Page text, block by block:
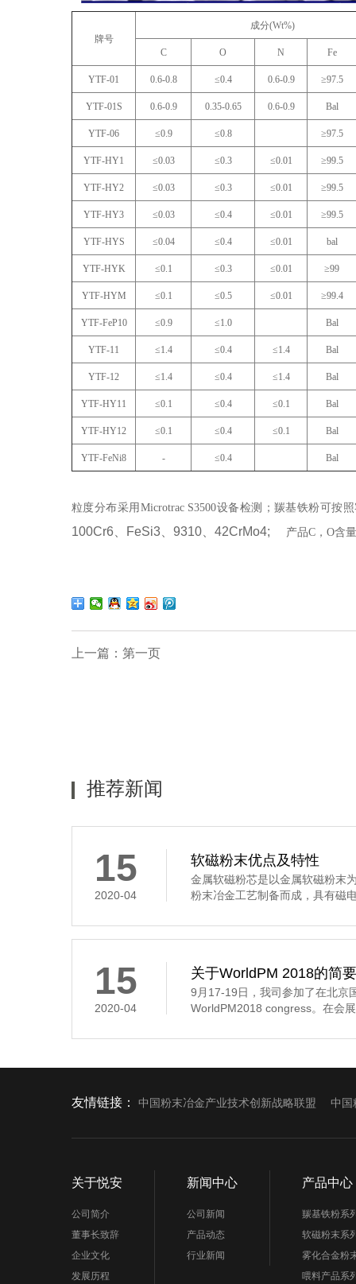
牌号
成分(Wt%)
C O N Fe
YTF-01 0.6-0.8 ≤0.4 0.6-0.9 ≥97.5
YTF-01S 0.6-0.9 0.35-0.65 0.6-0.9 Bal
YTF-06 ≤0.9 ≤0.8 ≥97.5
YTF-HY1 ≤0.03 ≤0.3 ≤0.01 ≥99.5
YTF-HY2 ≤0.03 ≤0.3 ≤0.01 ≥99.5
YTF-HY3 ≤0.03 ≤0.4 ≤0.01 ≥99.5
YTF-HYS ≤0.04 ≤0.4 ≤0.01 bal
YTF-HYK ≤0.1 ≤0.3 ≤0.01 ≥99
YTF-HYM ≤0.1 ≤0.5 ≤0.01 ≥99.4
YTF-FeP10 ≤0.9 ≤1.0 Bal
YTF-11 ≤1.4 ≤0.4 ≤1.4 Bal
YTF-12 ≤1.4 ≤0.4 ≤1.4 Bal
YTF-HY11 ≤0.1 ≤0.4 ≤0.1 Bal
YTF-HY12 ≤0.1 ≤0.4 ≤0.1 Bal
YTF-FeNi8 - ≤0.4 Bal
粒度分布采用Microtrac S3500设备检测；羰基铁粉可按
100Cr6、FeSi3、9310、42CrMo4; 产品C，O含
上一篇： 第一页
推荐新闻
15
2020-04
软磁粉末优点及特性
金属软磁粉芯是以金属软磁粉末
粉末冶金工艺制备而成，具有磁
15
2020-04
关于WorldPM 2018的简
9月17-19日，我司参加了在北京
WorldPM2018 congress。在会
友情链接： 中国粉末冶金产业技术创新战略联盟 中国
关于悦安
公司简介
董事长致辞
企业文化
发展历程
新闻中心
公司新闻
产品动态
行业新闻
产品中心
羰基铁粉系
软磁粉末系
雾化合金粉
喂料产品系